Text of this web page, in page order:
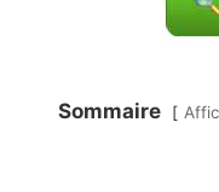
Sommaire